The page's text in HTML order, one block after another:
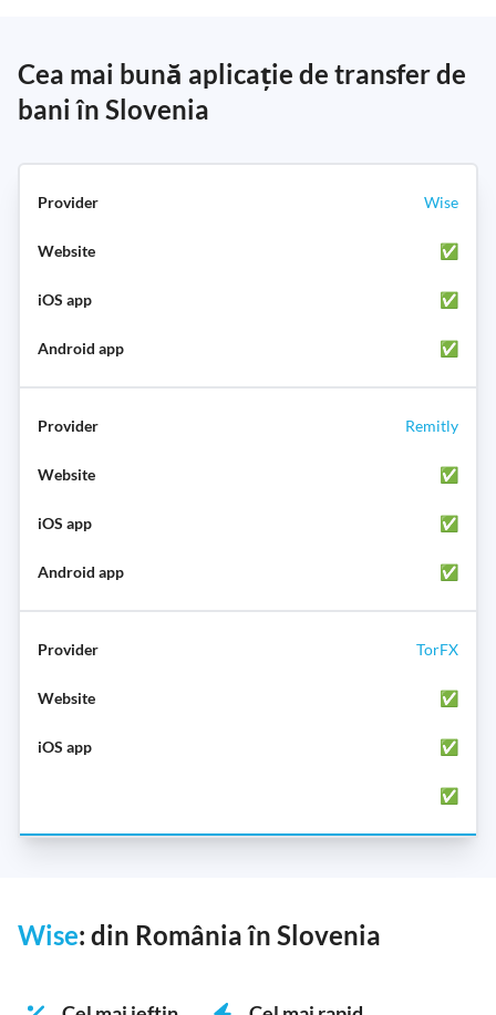
Cea mai bună aplicație de transfer de
bani în Slovenia
Wise
✅
✅
✅
Remitly
✅
✅
✅
TorFX
✅
✅
✅
Wise: din România în Slovenia